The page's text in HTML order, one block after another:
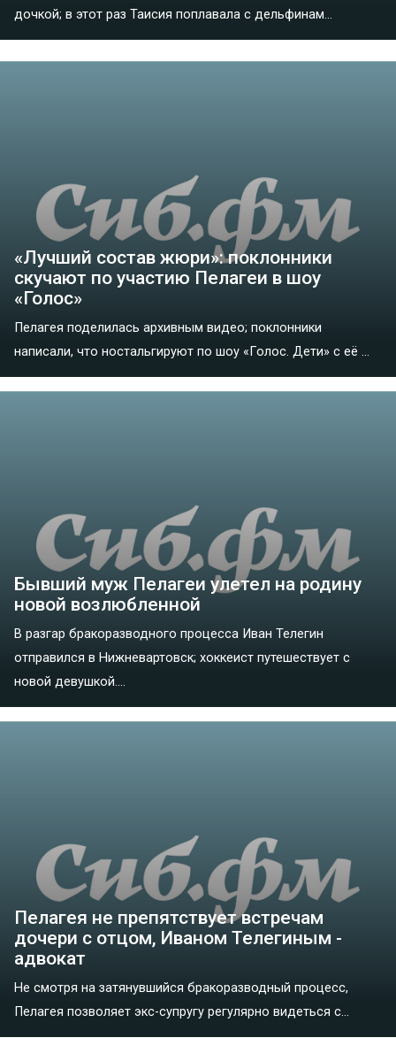
дочкой; в этот раз Таисия поплавала с дельфинам...
«Лучший состав жюри»: поклонники
скучают по участию Пелагеи в шоу
«Голос»
Пелагея поделилась архивным видео; поклонники
написали, что ностальгируют по шоу «Голос. Дети» с её ...
Бывший муж Пелагеи улетел на родину
новой возлюбленной
В разгар бракоразводного процесса Иван Телегин
отправился в Нижневартовск; хоккеист путешествует с
новой девушкой....
Пелагея не препятствует встречам
дочери с отцом, Иваном Телегиным -
адвокат
Не смотря на затянувшийся бракоразводный процесс,
Пелагея позволяет экс-супругу регулярно видеться с...